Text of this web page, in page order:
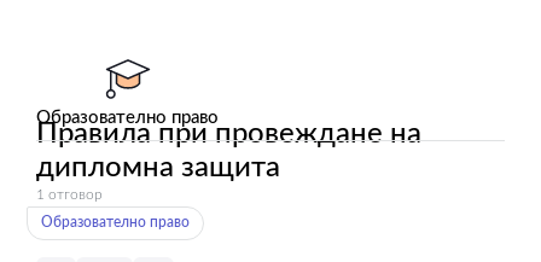
Образователно право
Правила при провеждане на
дипломна защита
1 отговор
Образователно право